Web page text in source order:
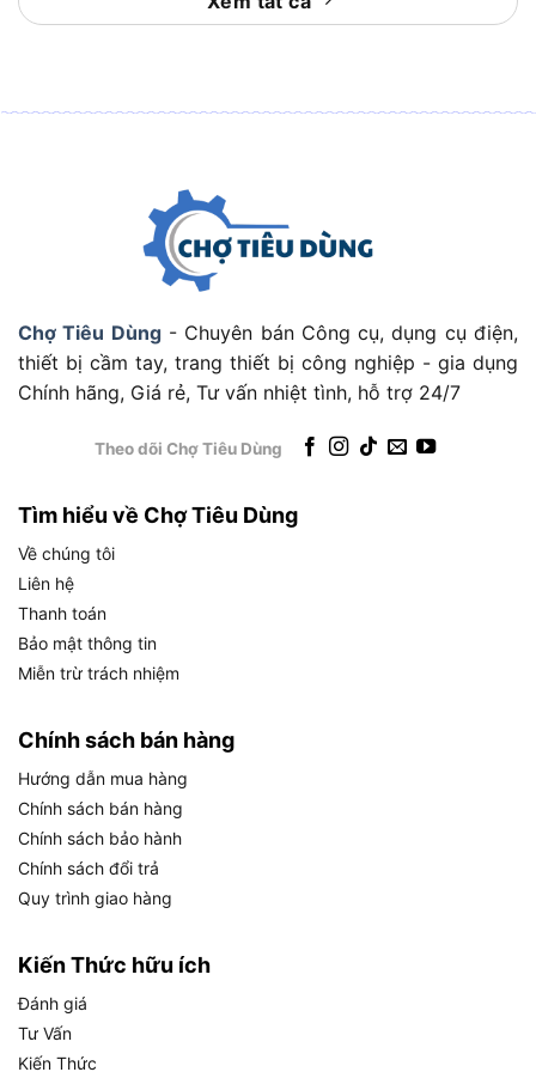
nhân gây ăn mòn như độ ẩm, hóa chất hoặc môi
sử dụng trong điều kiện thời tiết khắc nghiệt.
trở thành công cụ lý tưởng cho nhiều đối tượng và
mục đích sử dụng. Vậy sản phẩm này phù hợp với
ai và được ứng dụng trong những tình huống nào?
Hãy tiếp tục tìm hiểu.
Ứng Dụng Thực Tế Của Kìm Cộng Lực
TOTAL THT113126
Ứng Dụng Thực Tế Của Kìm Cộng Lực TOTAL
Kìm cộng lực TOTAL THT113126 được thiết kế để
đáp ứng nhu cầu đa dạng trong nhiều ngành nghề
và môi trường làm việc khác nhau. Dưới đây là
Chợ Tiêu Dùng- Chuyên bán Công cụ, dụng cụ điện,
thiết bị cầm tay, trang thiết bị công nghiệp - gia dụng
Chính hãng, Giá rẻ, Tư vấn nhiệt tình, hỗ trợ 24/7
Theo dõi Chợ Tiêu Dùng
Tìm hiểu về Chợ Tiêu Dùng
Về chúng tôi
Liên hệ
Thanh toán
Bảo mật thông tin
Miễn trừ trách nhiệm
Chính sách bán hàng
Hướng dẫn mua hàng
Chính sách bán hàng
Chính sách bảo hành
Chính sách đổi trả
Quy trình giao hàng
Kiến Thức hữu ích
Đánh giá
Tư Vấn
Kiến Thức